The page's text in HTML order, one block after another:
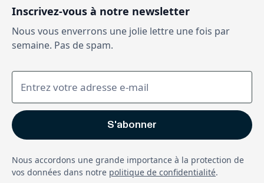
Inscrivez-vous à notre newsletter
Nous vous enverrons une jolie lettre une fois par
semaine. Pas de spam.
Nous accordons une grande importance à la protection de
vos données dans notre politique de confidentialité.